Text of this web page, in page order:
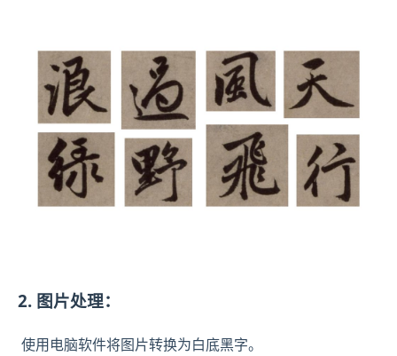
2. 图片处理：
使用电脑软件将图片转换为白底黑字。